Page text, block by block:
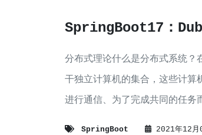
SpringBoot17：
分布式理论什么是分布式系统？
干独立计算机的集合，这些计算
进行通信、为了完成共同的任务
SpringBoot 2021年12月